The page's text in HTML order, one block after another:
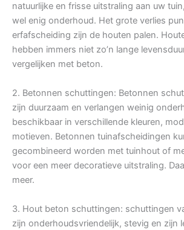
natuurlijke en frisse uitstraling aan uw
wel enig onderhoud. Het grote verlies
erfafscheiding zijn de houten palen.
hebben immers niet zo’n lange
vergelijken met beton.
2. Betonnen schuttingen: Betonnen
zijn duurzaam en verlangen weinig
beschikbaar in verschillende kleuren,
motieven. Betonnen tuinafscheidingen
gecombineerd worden met tuinhout of
voor een meer decoratieve uitstraling.
meer.
3. Hout beton schuttingen: schuttingen
zijn onderhoudsvriendelijk, stevig en zijn